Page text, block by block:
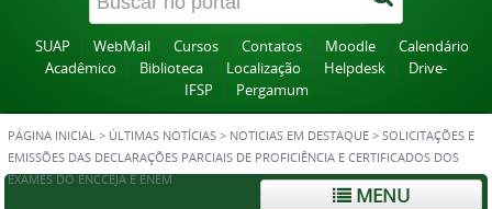
SUAP WebMail Cursos Contatos Moodle
Calendário
Acadêmico
Biblioteca Localização Helpdesk
Drive-
IFSP
Pergamum
PÁGINA INICIAL > ÚLTIMAS NOTÍCIAS > NOTICIAS EM DESTAQUE > SOLICITAÇÕES E
EMISSÕES DAS DECLARAÇÕES PARCIAIS DE PROFICIÊNCIA E CERTIFICADOS DOS
EXAMES DO ENCCEJA E ENEM
MENU